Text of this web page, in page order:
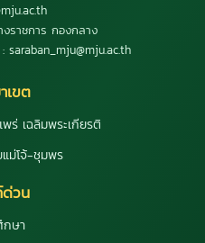
ราชการ กองกลาง
saraban_mju@mju.ac.th
เขต
ร่ เฉลิมพระเกียรติ
แม่โจ้-ชุมพร
วน
ษา